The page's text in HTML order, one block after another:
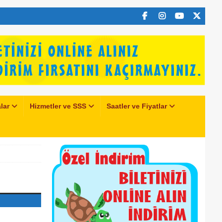
Hizmetler ve SSS Saatler ve Fiyatlar